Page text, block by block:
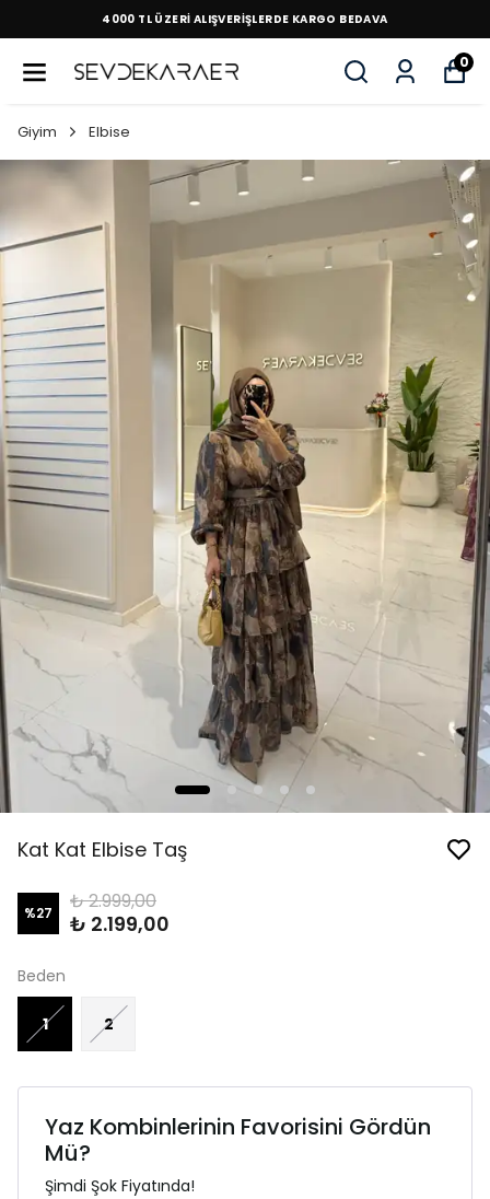
4000 TL ÜZERİ ALIŞVERİŞLERDE KARGO BEDAVA
0
Giyim Elbise
Kat Kat Elbise Taş
%27 ₺ 2.999,00
₺ 2.199,00
Beden
1 2
Yaz Kombinlerinin Favorisini Gördün
Mü?
Şimdi Şok Fiyatında!